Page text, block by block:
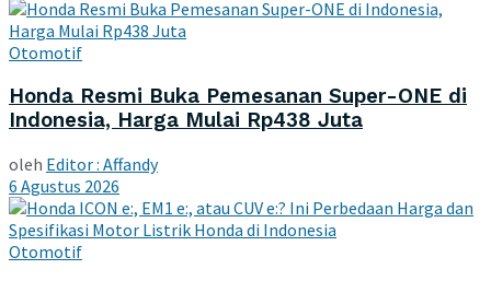
Otomotif
Honda Resmi Buka Pemesanan Super-ONE di
Indonesia, Harga Mulai Rp438 Juta
oleh Editor : Affandy
6 Agustus 2026
Otomotif